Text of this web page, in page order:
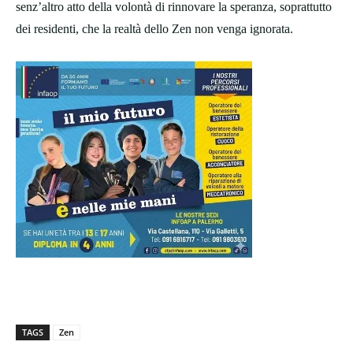
senz’altro atto della volontà di rinnovare la speranza, soprattutto
dei residenti, che la realtà dello Zen non venga ignorata.
TAGS Zen